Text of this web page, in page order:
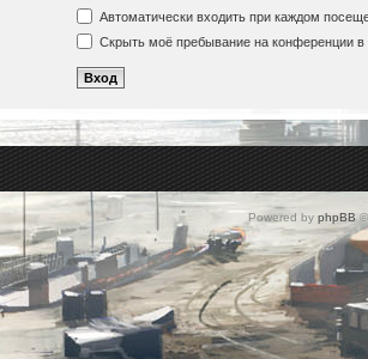
Автоматически входить при каждом
Скрыть моё пребывание на конференции в
Powered by phpBB©